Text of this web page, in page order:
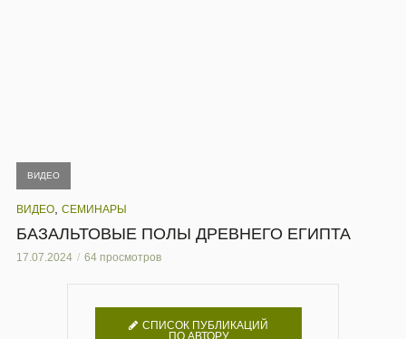
ВИДЕО
ВИДЕО СЕМИНАРЫ
БАЗАЛЬТОВЫЕ ПОЛЫ ДРЕВНЕГО ЕГИПТА
17.07.2024 64 просмотров
СПИСОК ПУБЛИКАЦИЙ